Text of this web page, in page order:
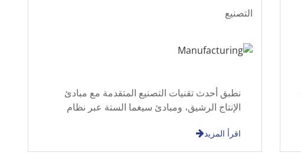
التصنيع
نطبق أحدث تقنيات التصنيع المتقدمة مع مبادئ
الإنتاج الرشيق، ومبادئ سيغما الستة عبر نظام
اقرأ المزيد